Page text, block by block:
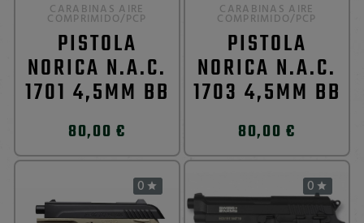
CARABINAS AIRE
COMPRIMIDO/PCP
PISTOLA
NORICA N.A.C.
1701 4,5MM BB
80,00 €
CARABINAS AIRE
COMPRIMIDO/PCP
PISTOLA
NORICA N.A.C.
1703 4,5MM BB
80,00 €
0  0 